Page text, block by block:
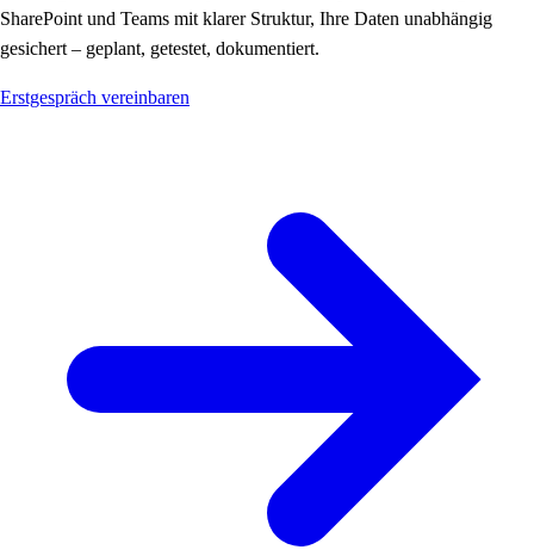
SharePoint und Teams mit klarer Struktur, Ihre Daten unabhängig
gesichert – geplant, getestet, dokumentiert.
Erstgespräch vereinbaren